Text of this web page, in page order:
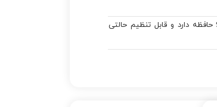
گیربکسی 24 ولت/ بی صدا /6 حافظه دارد و قابل تنظیم حالتی